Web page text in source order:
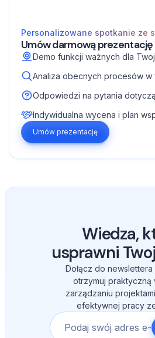
Personalizowane spotkanie ze
Umów darmową prezentację
Demo funkcji ważnych dla
Analiza obecnych procesów w
Odpowiedzi na pytania
Indywidualna wycena i plan
Umów prezentację
Wiedza,
usprawni
Dołącz do newslettera
otrzymuj praktyczną
zarządzaniu
efektywnej pracy